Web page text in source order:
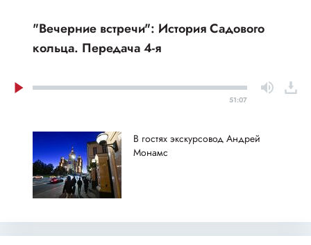
"Вечерние встречи": История Садового
кольца. Передача 4-я
51:07
В гостях экскурсовод Андрей
Монамс